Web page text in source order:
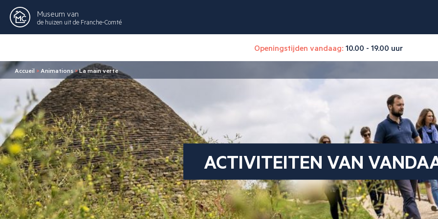
Museum van
de huizen uit de Franche-Comté
Openingstijden vandaag: 10.00 - 19.00 uur
Accueil > Animations>La main verte
ACTIVITEITEN VAN